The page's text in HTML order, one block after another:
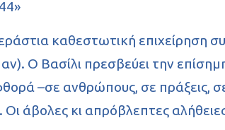
καθεστωτική επιχείρηση
Ο Βασίλι πρεσβεύει την
–σε ανθρώπους, σε πράξεις,
άβολες κι απρόβλεπτες